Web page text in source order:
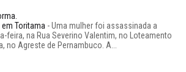
Toritama -Uma mulher foi assassinada a
feira, na Rua Severino Valentim, no Loteamento
no Agreste de Pernambuco. A...